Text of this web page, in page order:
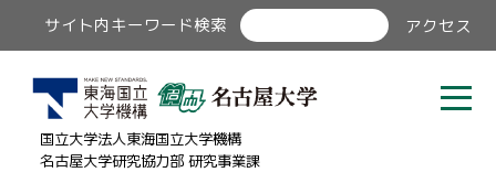
サイト内キーワード検索 アクセス
国立大学法人東海国立大学機構
名古屋大学研究協力部 研究事業課